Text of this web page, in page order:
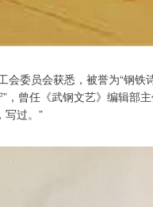
委员会获悉，被誉为“钢
曾任《武钢文艺》编辑部
写过。”